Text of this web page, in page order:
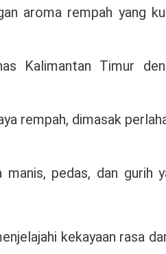
aroma rempah yang
Kalimantan Timur
rempah, dimasak
pedas, dan gurih
kekayaan rasa